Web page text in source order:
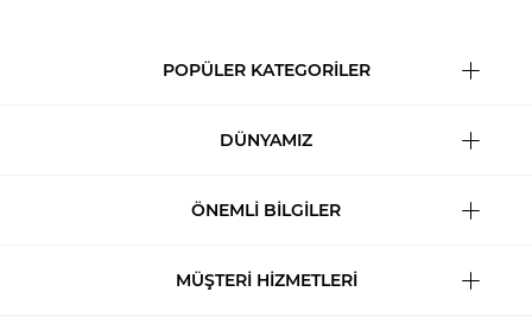
POPÜLER KATEGORİLER
DÜNYAMIZ
ÖNEMLİ BİLGİLER
MÜŞTERİ HİZMETLERİ